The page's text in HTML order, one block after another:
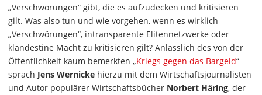
„Verschwörungen“ gibt, die es aufzudecken und kritisieren
gilt. Was also tun und wie vorgehen, wenn es wirklich
„Verschwörungen“, intransparente Elitennetzwerke oder
klandestine Macht zu kritisieren gilt? Anlässlich des von der
Öffentlichkeit kaum bemerkten „Kriegs gegen das Bargeld“
sprach Jens Wernicke hierzu mit dem Wirtschaftsjournalisten
und Autor populärer Wirtschaftsbücher Norbert Häring, der